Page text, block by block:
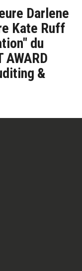
Darlene
Kate Ruff
du
AWARD
&